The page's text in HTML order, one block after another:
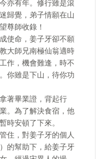
亦有年。修行雖是滾
歸覺，弟子情願在山
尊師收錄！
使命，姜子牙卻不願
大師兄南極仙翁適時
作，機會難逢，時不
你雖是下山，待你功
著畢業證，背起行
。為了解決食宿，他
時安頓了下來。
住，對姜子牙的個人
的幫助下，給姜子牙